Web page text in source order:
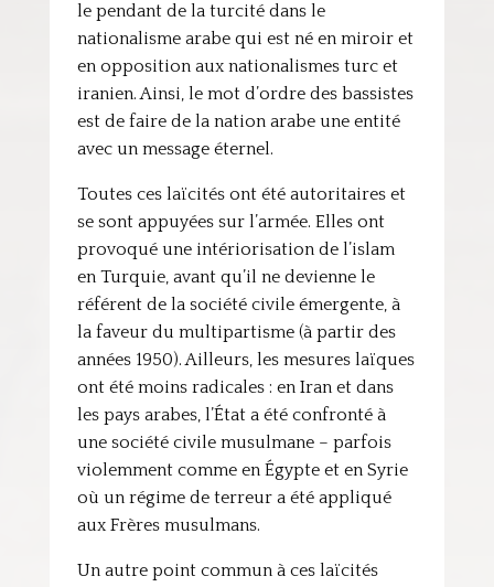
le pendant de la turcité dans le
nationalisme arabe qui est né en miroir et
en opposition aux nationalismes turc et
iranien. Ainsi, le mot d’ordre des bassistes
est de faire de la nation arabe une entité
avec un message éternel.
Toutes ces laïcités ont été autoritaires et
se sont appuyées sur l’armée. Elles ont
provoqué une intériorisation de l’islam
en Turquie, avant qu’il ne devienne le
référent de la société civile émergente, à
la faveur du multipartisme (à partir des
années 1950). Ailleurs, les mesures laïques
ont été moins radicales : en Iran et dans
les pays arabes, l’État a été confronté à
une société civile musulmane – parfois
violemment comme en Égypte et en Syrie
où un régime de terreur a été appliqué
aux Frères musulmans.
Un autre point commun à ces laïcités